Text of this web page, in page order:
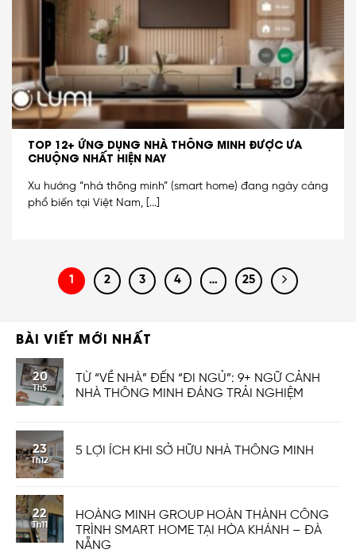
TOP 12+ ỨNG DỤNG NHÀ THÔNG MINH ĐƯỢC ƯA
CHUỘNG NHẤT HIỆN NAY
Xu hướng “nhà thông minh” (smart home) đang ngày càng
phổ biến tại Việt Nam, [...]
1 2 3 4 … 25
BÀI VIẾT MỚI NHẤT
20
Th5
TỪ “VỀ NHÀ” ĐẾN “ĐI NGỦ”: 9+ NGỮ CẢNH
NHÀ THÔNG MINH ĐÁNG TRẢI NGHIỆM
23
Th12
5 LỢI ÍCH KHI SỞ HỮU NHÀ THÔNG MINH
22
Th11
HOÀNG MINH GROUP HOÀN THÀNH CÔNG
TRÌNH SMART HOME TẠI HÒA KHÁNH – ĐÀ
NẴNG